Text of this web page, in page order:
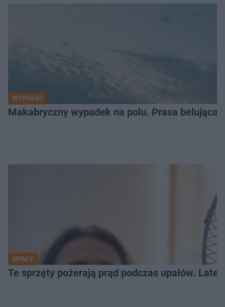
WYPADKI
Makabryczny wypadek na polu. Prasa belująca
UPAŁY
Te sprzęty pożerają prąd podczas upałów.